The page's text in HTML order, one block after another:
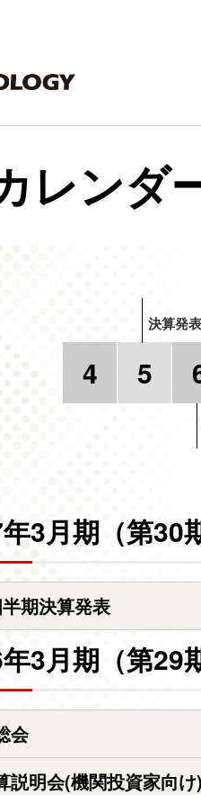
レンダ
4 5
決算発表
3月期（第30
期決算発表
3月期（第29
会
説明会(機関投資家向け)